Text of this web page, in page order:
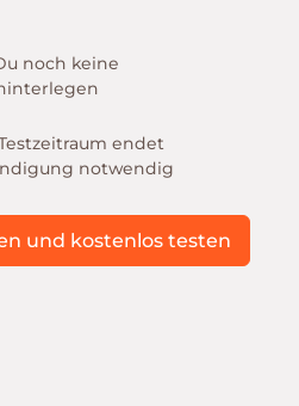
noch keine
endet
notwendig
und kostenlos testen